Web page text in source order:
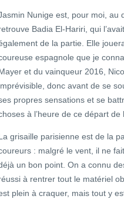
Nunige est, pour moi, au
Badia El-Hariri, qui
de la partie. Elle
espagnole que je
et du vainqueur 2016,
donc avant de se
propres sensations et se
à l’heure de ce départ de
grisaille parisienne est de la
: malgré le vent, il ne
un bon point. On a connu
à rentrer tout le matériel
plein à craquer, mais tout y